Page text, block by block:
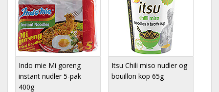
Indo mie Mi goreng
instant nudler 5-pak
400g
Itsu Chili miso nudler og
bouillon kop 65g